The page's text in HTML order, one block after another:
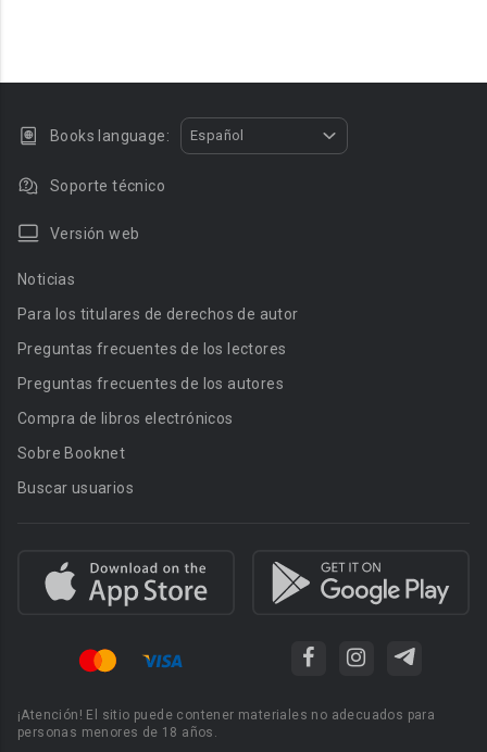
Books language: Español
Soporte técnico
Versión web
Noticias
Para los titulares de derechos de autor
Preguntas frecuentes de los lectores
Preguntas frecuentes de los autores
Compra de libros electrónicos
Sobre Booknet
Buscar usuarios
¡Atención! El sitio puede contener materiales no adecuados para
personas menores de 18 años.